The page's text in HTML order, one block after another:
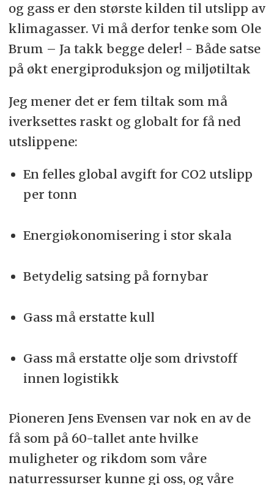
og gass er den største kilden til utslipp av
klimagasser. Vi må derfor tenke som Ole
Brum – Ja takk begge deler! - Både satse
på økt energiproduksjon og miljøtiltak
Jeg mener det er fem tiltak som må
iverksettes raskt og globalt for få ned
utslippene:
En felles global avgift for CO2 utslipp
per tonn
Energiøkonomisering i stor skala
Betydelig satsing på fornybar
Gass må erstatte kull
Gass må erstatte olje som drivstoff
innen logistikk
Pioneren Jens Evensen var nok en av de
få som på 60-tallet ante hvilke
muligheter og rikdom som våre
naturressurser kunne gi oss, og våre